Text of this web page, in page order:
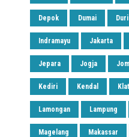
Depok Dumai Duri
Indramayu Jakarta
Jepara Jogja
Kediri Kendal
Lamongan Lampung
Magelang Makassar